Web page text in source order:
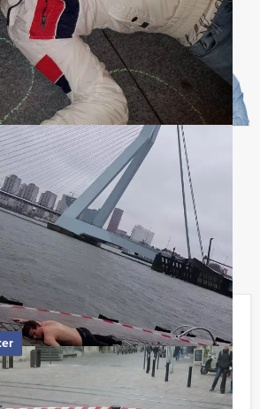
kiezen?
met:
€ 22,50 p.p. excl. BTW
personen ‐ 2 uur en 30 minuten